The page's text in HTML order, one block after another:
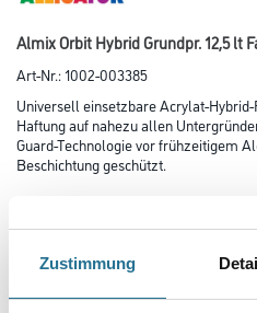
Zustimmung
Almix Orbit Hybrid Grundpr. 12,5 lt
Art-Nr.:1002-003385
Universell einsetzbare Acrylat-
Haftung auf nahezu allen
Guard-Technologie vor frühzeitigem
Beschichtung geschützt.
Glanzgrad